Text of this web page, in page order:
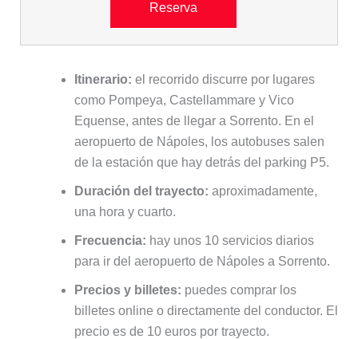
Reserva
Itinerario: el recorrido discurre por lugares
como Pompeya, Castellammare y Vico
Equense, antes de llegar a Sorrento. En el
aeropuerto de Nápoles, los autobuses salen
de la estación que hay detrás del parking P5.
Duración del trayecto: aproximadamente,
una hora y cuarto.
Frecuencia: hay unos 10 servicios diarios
para ir del aeropuerto de Nápoles a Sorrento.
Precios y billetes: puedes comprar los
billetes online o directamente del conductor. El
precio es de 10 euros por trayecto.